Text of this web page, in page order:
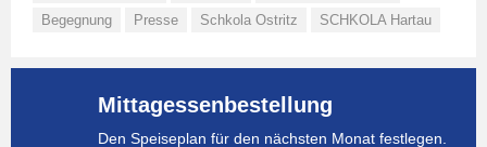
Begegnung
Presse Schkola Ostritz SCHKOLA Hartau
Mittagessenbestellung
Den Speiseplan für den nächsten Monat festlegen.